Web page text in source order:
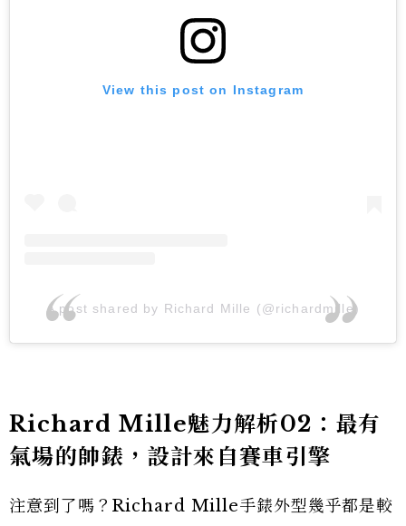
View this post on Instagram
A post shared by Richard Mille (@richardmille)
Richard Mille魅力解析02：最有
氣場的帥錶，設計來自賽車引擎
注意到了嗎？Richard Mille手錶外型幾乎都是較